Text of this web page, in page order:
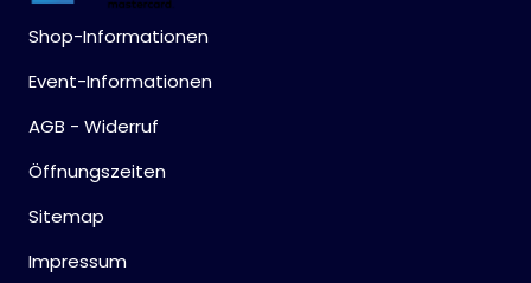
Shop-Informationen
Event-Informationen
AGB - Widerruf
Öffnungszeiten
Sitemap
Impressum